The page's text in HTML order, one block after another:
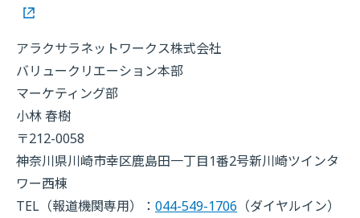
アラクサラネットワークス株式会社
バリュークリエーション本部
マーケティング部
小林 春樹
〒212-0058
神奈川県川崎市幸区鹿島田一丁目1番2号新川崎ツインタ
ワー西棟
TEL（報道機関専用）： 044-549-1706 （ダイヤルイン）